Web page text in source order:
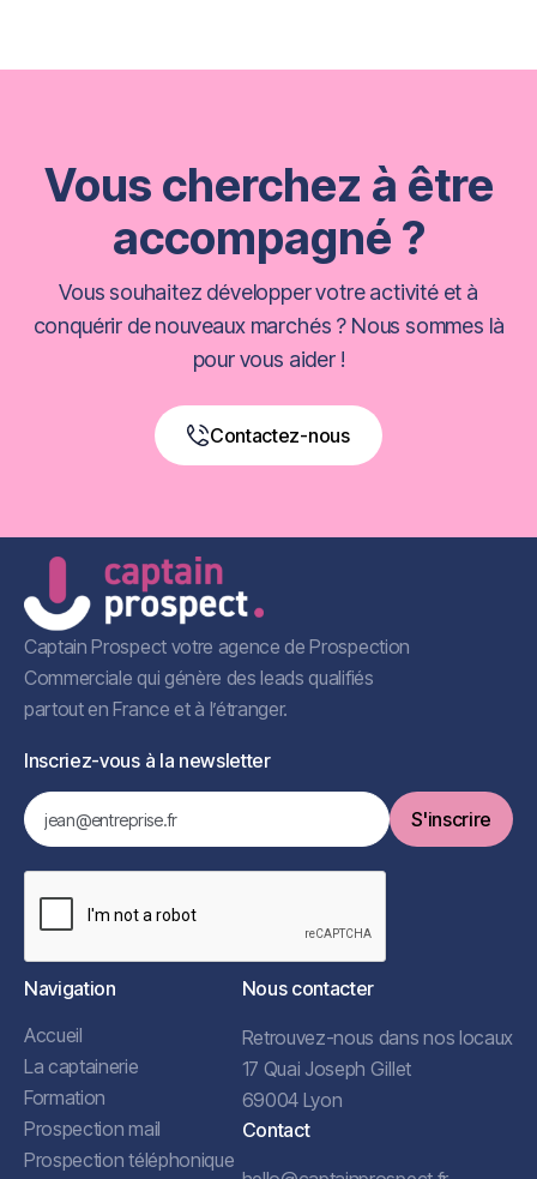
Vous cherchez à être
accompagné ?
Vous souhaitez développer votre activité et à
conquérir de nouveaux marchés ? Nous sommes là
pour vous aider !
Contactez-nous
Book a Free Call
Captain Prospect votre agence de Prospection
Commerciale qui génère des leads qualifiés
partout en France et à l’étranger.
Inscriez-vous à la newsletter
Navigation
Accueil
La captainerie
Formation
Prospection mail
Prospection téléphonique
Nous contacter
Retrouvez-nous dans nos locaux
17 Quai Joseph Gillet
69004 Lyon
Contact